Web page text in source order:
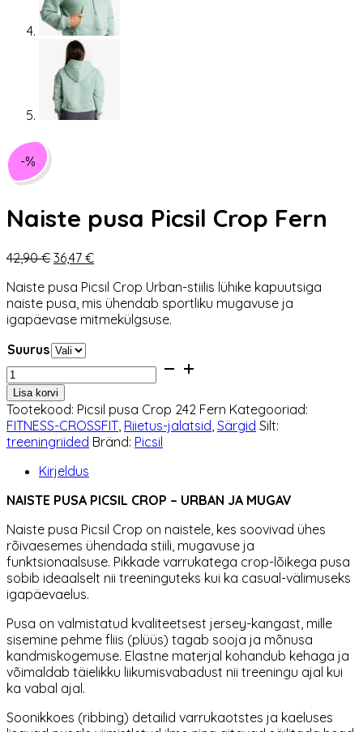
-%
Naiste pusa Picsil Crop Fern
42,90€ Algne
oli:
42,90 €.
36,47 €Praegune
on:
36,47 €.
Naiste pusa Picsil Crop Urban-stiilis lühike kapuutsiga
naiste pusa, mis ühendab sportliku mugavuse ja
igapäevase mitmekülgsuse.
Suurus
Naiste
pusa
Picsil
Crop
Fern
kogus
Lisa korvi
Tootekood: Picsil pusa Crop 242 Fern Kategooriad:
FITNESS-CROSSFIT, Riietus-jalatsid, Särgid Silt:
treeningriided Bränd: Picsil
Kirjeldus
NAISTE PUSA PICSIL CROP – URBAN JA MUGAV
Naiste pusa Picsil Crop on naistele, kes soovivad ühes
rõivaesemes ühendada stiili, mugavuse ja
funktsionaalsuse. Pikkade varrukatega crop-lõikega pusa
sobib ideaalselt nii treeninguteks kui ka casual-välimuseks
igapäevaelus.
Pusa on valmistatud kvaliteetsest jersey-kangast, mille
sisemine pehme fliis (plüüs) tagab sooja ja mõnusa
kandmiskogemuse. Elastne materjal kohandub kehaga ja
võimaldab täielikku liikumisvabadust nii treeningu ajal kui
ka vabal ajal.
Soonikkoes (ribbing) detailid varrukaotstes ja kaeluses